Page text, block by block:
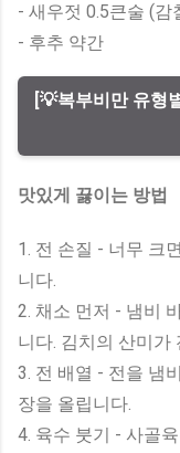
- 새우젓 0.5큰술 (감
- 후추 약간
[💡복부비만 유형
맛있게 끓이는 방법
1. 전 손질 - 너무 크
니다.
2. 채소 먼저 - 냄비
니다. 김치의 산미가
3. 전 배열 - 전을 냄
장을 올립니다.
4. 육수 붓기 - 사골